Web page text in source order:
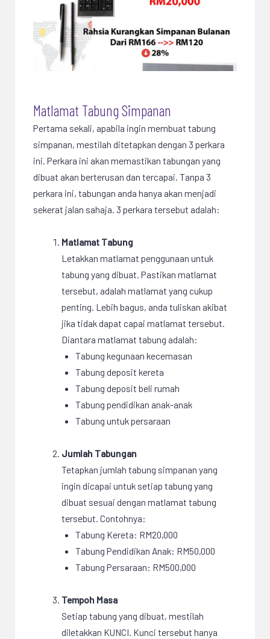
Matlamat Tabung Simpanan
Pertama sekali, apabila ingin membuat tabung
simpanan, mestilah ditetapkan dengan 3 perkara
ini. Perkara ini akan memastikan tabungan yang
dibuat akan berterusan dan tercapai. Tanpa 3
perkara ini, tabungan anda hanya akan menjadi
sekerat jalan sahaja. 3 perkara tersebut adalah:
Matlamat Tabung
Letakkan matlamat penggunaan untuk
tabung yang dibuat. Pastikan matlamat
tersebut, adalah matlamat yang cukup
penting. Lebih bagus, anda tuliskan akibat
jika tidak dapat capai matlamat tersebut.
Diantara matlamat tabung adalah:
Tabung kegunaan kecemasan
Tabung deposit kereta
Tabung deposit beli rumah
Tabung pendidikan anak-anak
Tabung untuk persaraan
Jumlah Tabungan
Tetapkan jumlah tabung simpanan yang
ingin dicapai untuk setiap tabung yang
dibuat sesuai dengan matlamat tabung
tersebut. Contohnya:
Tabung Kereta: RM20,000
Tabung Pendidikan Anak: RM50,000
Tabung Persaraan: RM500,000
Tempoh Masa
Setiap tabung yang dibuat, mestilah
diletakkan KUNCI. Kunci tersebut hanya